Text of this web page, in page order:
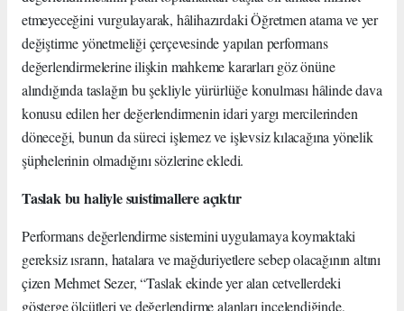
etmeyeceğini vurgulayarak, hâlihazırdaki Öğretmen atama ve yer
değiştirme yönetmeliği çerçevesinde yapılan performans
değerlendirmelerine ilişkin mahkeme kararları göz önüne
alındığında taslağın bu şekliyle yürürlüğe konulması hâlinde dava
konusu edilen her değerlendirmenin idari yargı mercilerinden
döneceği, bunun da süreci işlemez ve işlevsiz kılacağına yönelik
şüphelerinin olmadığını sözlerine ekledi.
Taslak bu haliyle suistimallere açıktır
Performans değerlendirme sistemini uygulamaya koymaktaki
gereksiz ısrarın, hatalara ve mağduriyetlere sebep olacağının altını
çizen Mehmet Sezer, “Taslak ekinde yer alan cetvellerdeki
gösterge ölçütleri ve değerlendirme alanları incelendiğinde,